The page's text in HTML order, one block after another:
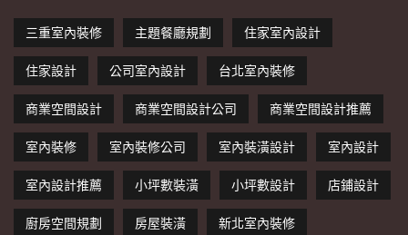
三重室內裝修 主題餐廳規劃
住家室內設計
住家設計
公司室內設計
台北室內裝修
商業空間設計
商業空間設計公司
商業空間設計推薦
室內裝修
室內裝修公司 室內裝潢設計
室內設計
室內設計推薦
小坪數裝潢 小坪數設計
店鋪設計
廚房空間規劃
房屋裝潢
新北室內裝修